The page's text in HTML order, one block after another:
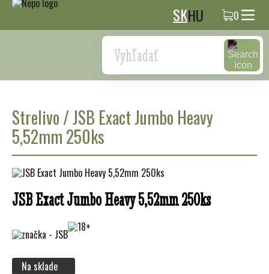
SKHU 0
Search
Strelivo/JSB Exact Jumbo Heavy
5,52mm 250ks
JSB Exact Jumbo Heavy 5,52mm 250ks
Na sklade